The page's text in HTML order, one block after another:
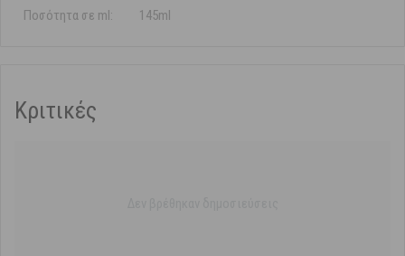
Ποσότητα σε ml: 145ml
Κριτικές